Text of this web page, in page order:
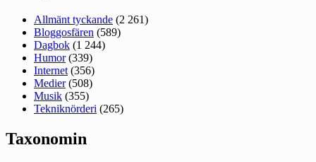
Allmänt tyckande (2 261)
Bloggosfären (589)
Dagbok (1 244)
Humor(339)
Internet (356)
Medier(508)
Musik (355)
Tekniknörderi (265)
Taxonomin